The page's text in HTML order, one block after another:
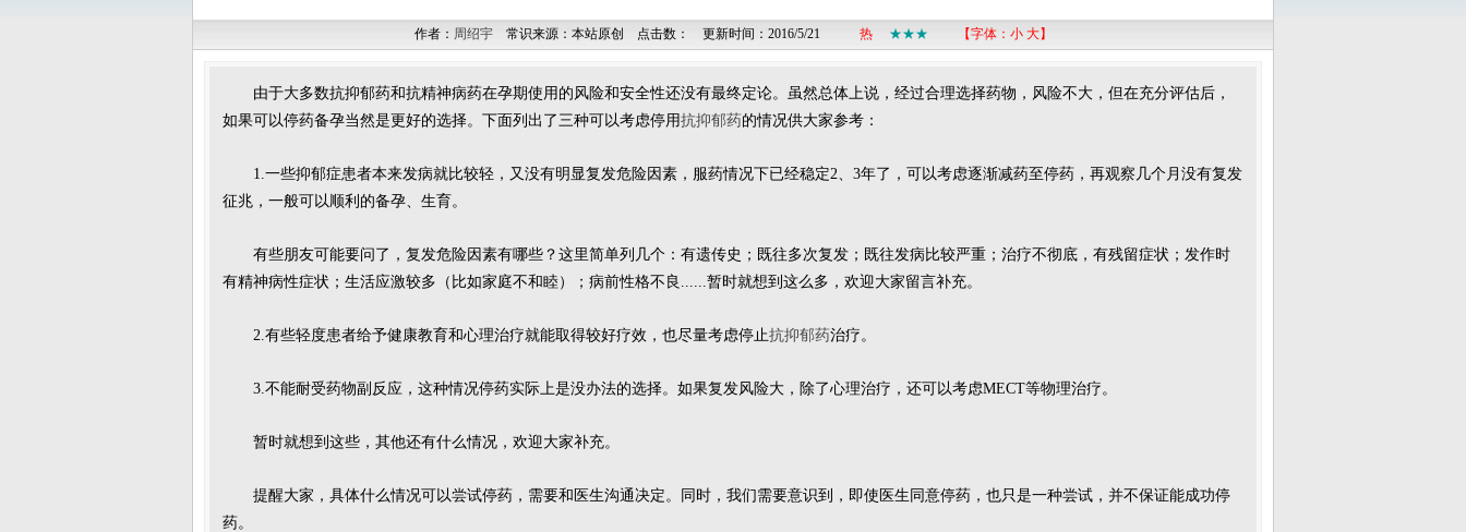
作者： 周绍宇常识来源：本站原创 点击数： 更新时间：2016/5/21 热 ★★★ 【字体： 小 大】
由于大多数抗抑郁药和抗精神病药在孕期使用的风险和安全性还没有最终定论。虽然总体上说，经过合理选择药物，风险不大，但在充分评估后，
如果可以停药备孕当然是更好的选择。下面列出了三种可以考虑停用抗抑郁药的情况供大家参考：
1.一些抑郁症患者本来发病就比较轻，又没有明显复发危险因素，服药情况下已经稳定2、3年了，可以考虑逐渐减药至停药，再观察几个月没有复发
征兆，一般可以顺利的备孕、生育。
有些朋友可能要问了，复发危险因素有哪些？这里简单列几个：有遗传史；既往多次复发；既往发病比较严重；治疗不彻底，有残留症状；发作时
有精神病性症状；生活应激较多（比如家庭不和睦）；病前性格不良......暂时就想到这么多，欢迎大家留言补充。
2.有些轻度患者给予健康教育和心理治疗就能取得较好疗效，也尽量考虑停止抗抑郁药治疗。
3.不能耐受药物副反应，这种情况停药实际上是没办法的选择。如果复发风险大，除了心理治疗，还可以考虑MECT等物理治疗。
暂时就想到这些，其他还有什么情况，欢迎大家补充。
提醒大家，具体什么情况可以尝试停药，需要和医生沟通决定。同时，我们需要意识到，即使医生同意停药，也只是一种尝试，并不保证能成功停
药。